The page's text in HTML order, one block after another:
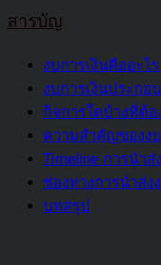
สารบัญ
งบการเงินคืออะไ
งบการเงินประกอ
กิจการใดบ้างที่ต้อ
ความสำคัญของง
Timeline การนำส่
ช่องทางการนำส่ง
บทสรุป